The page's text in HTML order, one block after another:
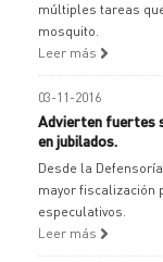
múltiples tareas
mosquito.
Leer más
03-11-2016
Advierten fuertes
en jubilados.
Desde la
mayor fiscalización
especulativos.
Leer más